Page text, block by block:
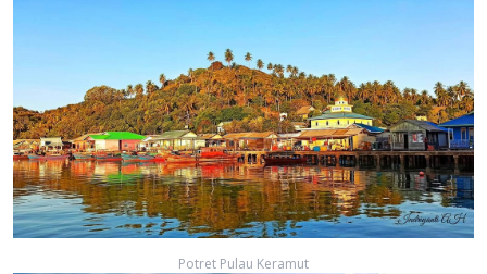
Potret Pulau Keramut